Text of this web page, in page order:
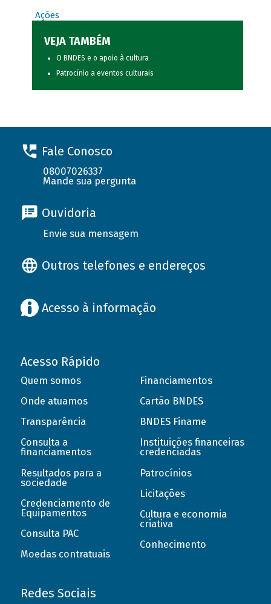
Ações
VEJA TAMBÉM
O BNDES e o apoio à cultura
Patrocínio a eventos culturais
Fale Conosco
08007026337
Mande sua pergunta
Ouvidoria
Envie sua mensagem
Outros telefones e endereços
Acesso à informação
Acesso Rápido
Quem somos
Onde atuamos
Transparência
Consulta a
financiamentos
Resultados para a
sociedade
Credenciamento de
Equipamentos
Consulta PAC
Moedas contratuais
Financiamentos
Cartão BNDES
BNDES Finame
Instituições financeiras
credenciadas
Patrocínios
Licitações
Cultura e economia
criativa
Conhecimento
Redes Sociais